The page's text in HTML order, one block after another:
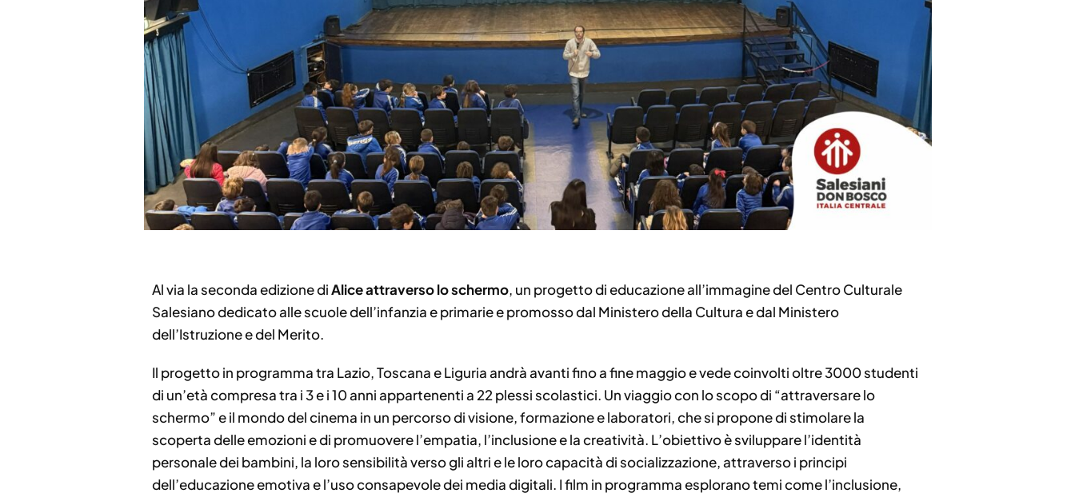
Al via la seconda edizione diAlice attraverso lo schermo, un progetto di educazione all’immagine del Centro Culturale
Salesiano dedicato alle scuole dell’infanzia e primarie e promosso dal Ministero della Cultura e dal Ministero
dell’Istruzione e del Merito.
Il progetto in programma tra Lazio, Toscana e Liguria andrà avanti fino a fine maggio e vede coinvolti oltre 3000 studenti
di un’età compresa tra i 3 e i 10 anni appartenenti a 22 plessi scolastici. Un viaggio con lo scopo di “attraversare lo
schermo” e il mondo del cinema in un percorso di visione, formazione e laboratori, che si propone di stimolare la
scoperta delle emozioni e di promuovere l’empatia, l’inclusione e la creatività. L’obiettivo è sviluppare l’identità
personale dei bambini, la loro sensibilità verso gli altri e le loro capacità di socializzazione, attraverso i principi
dell’educazione emotiva e l’uso consapevole dei media digitali. I film in programma esplorano temi come l’inclusione,